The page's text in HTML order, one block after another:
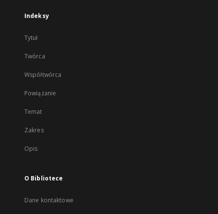
Indeksy
Tytuł
Twórca
Współtwórca
Powiązanie
Temat
Zakres
Opis
O Bibliotece
Dane kontaktowe